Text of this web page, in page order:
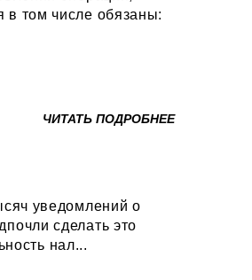
в том числе обязаны:
ЧИТАТЬ ПОДРОБНЕЕ
уведомлений о
сделать это
Контрольная деятельность нал...